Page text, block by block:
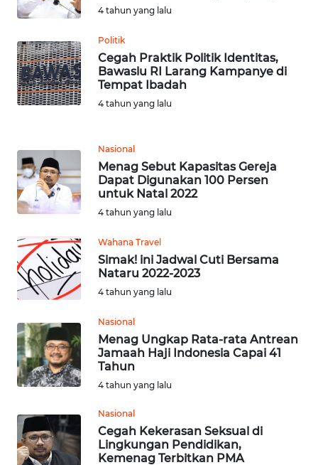
4 tahun yang lalu
Politik
Cegah Praktik Politik Identitas,
Bawaslu RI Larang Kampanye di
Tempat Ibadah
4 tahun yang lalu
Nasional
Menag Sebut Kapasitas Gereja
Dapat Digunakan 100 Persen
untuk Natal 2022
4 tahun yang lalu
Wahana Travel
Simak! ini Jadwal Cuti Bersama
Nataru 2022-2023
4 tahun yang lalu
Nasional
Menag Ungkap Rata-rata Antrean
Jamaah Haji Indonesia Capai 41
Tahun
4 tahun yang lalu
Nasional
Cegah Kekerasan Seksual di
Lingkungan Pendidikan,
Kemenag Terbitkan PMA
BOGOR
WN
DEPOK
UTARA
WN
SAMOSIR
WN
PADANG
LAWAS
SUMEDANG
WN
CIANJUR
WN
KEPULAUAN
SERIBU